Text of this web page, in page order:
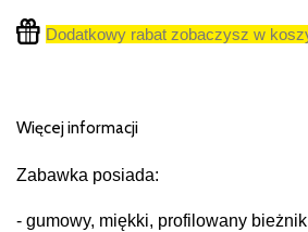
Dodatkowy rabat zobaczysz w
Więcej informacji
Zabawka posiada:
- gumowy, miękki, profilowany